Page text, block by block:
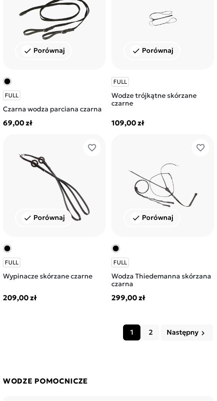
check Porównaj
FULL
Czarna wodza parciana czarna
69,00 zł
check Porównaj
FULL
Wodze trójkątne skórzane
czarne
109,00 zł
favorite_border
check Porównaj
FULL
Wypinacze skórzane czarne
209,00 zł
favorite_border
check Porównaj
FULL
Wodza Thiedemanna skórzana
czarna
299,00 zł
1 2 Następny keyboard_arrow_right
WODZE POMOCNICZE